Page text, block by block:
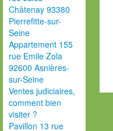
Châtenay 93380
Pierrefitte-sur-
Seine
Appartement 155
rue Emile Zola
92600 Asnières-
sur-Seine
Ventes judiciaires,
comment bien
visiter ?
Pavillon 13 rue